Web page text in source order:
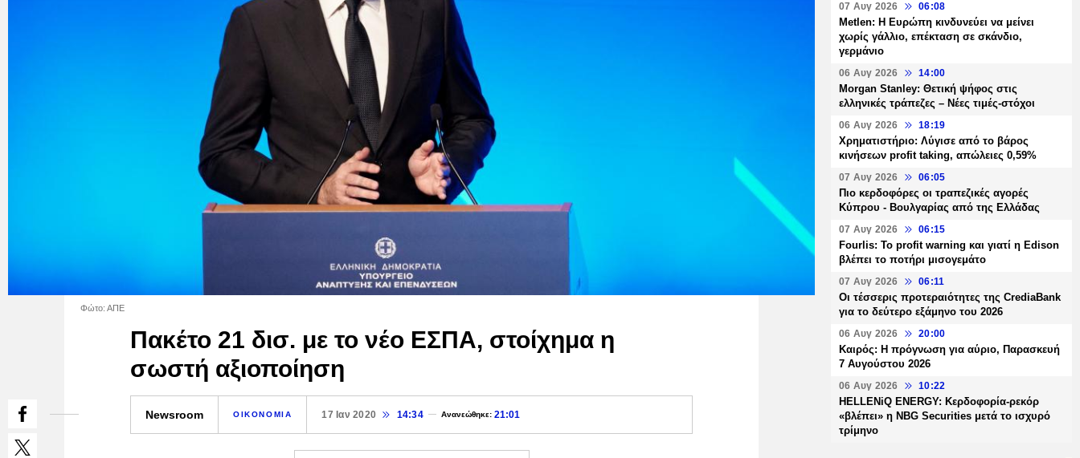
Φώτο: ΑΠΕ
Πακέτο 21 δισ. με το νέο ΕΣΠΑ, στοίχημα η
σωστή αξιοποίηση
Newsroom ΟΙΚΟΝΟΜΙΑ 17 Ιαν 2020 14:34 Ανανεώθηκε:21:01
07 Αυγ 2026 06:08
Metlen: Η Ευρώπη κινδυνεύει να μείνει
χωρίς γάλλιο, επέκταση σε σκάνδιο,
γερμάνιο
06 Αυγ 2026 14:00
Morgan Stanley: Θετική ψήφος στις
ελληνικές τράπεζες – Νέες τιμές-στόχοι
06 Αυγ 2026 18:19
Χρηματιστήριο: Λύγισε από το βάρος
κινήσεων profit taking, απώλειες 0,59%
07 Αυγ 2026 06:05
Πιο κερδοφόρες οι τραπεζικές αγορές
Κύπρου - Βουλγαρίας από της Ελλάδας
07 Αυγ 2026 06:15
Fourlis: Το profit warning και γιατί η Edison
βλέπει το ποτήρι μισογεμάτο
07 Αυγ 2026 06:11
Οι τέσσερις προτεραιότητες της CrediaBank
για το δεύτερο εξάμηνο του 2026
06 Αυγ 2026 20:00
Καιρός: Η πρόγνωση για αύριο, Παρασκευή
7 Αυγούστου 2026
06 Αυγ 2026 10:22
HELLENiQ ENERGY: Κερδοφορία-ρεκόρ
«βλέπει» η NBG Securities μετά το ισχυρό
τρίμηνο